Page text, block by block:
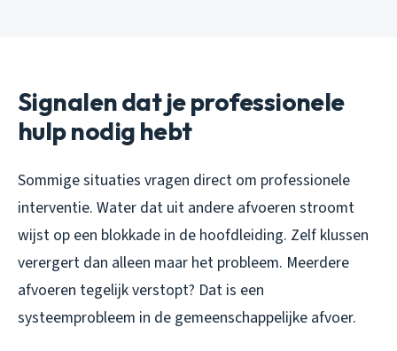
Signalen dat je professionele
hulp nodig hebt
Sommige situaties vragen direct om professionele
interventie. Water dat uit andere afvoeren stroomt
wijst op een blokkade in de hoofdleiding. Zelf klussen
verergert dan alleen maar het probleem. Meerdere
afvoeren tegelijk verstopt? Dat is een
systeemprobleem in de gemeenschappelijke afvoer.